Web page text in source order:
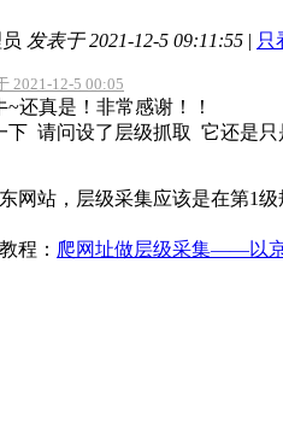
发表于 2021-12-5 09:11:55 | 只
2021-12-5 00:05
~还真是！非常感谢！！
下 请问设了层级抓取 它还是
网站，层级采集应该是在第1
程： 爬网址做层级采集——以